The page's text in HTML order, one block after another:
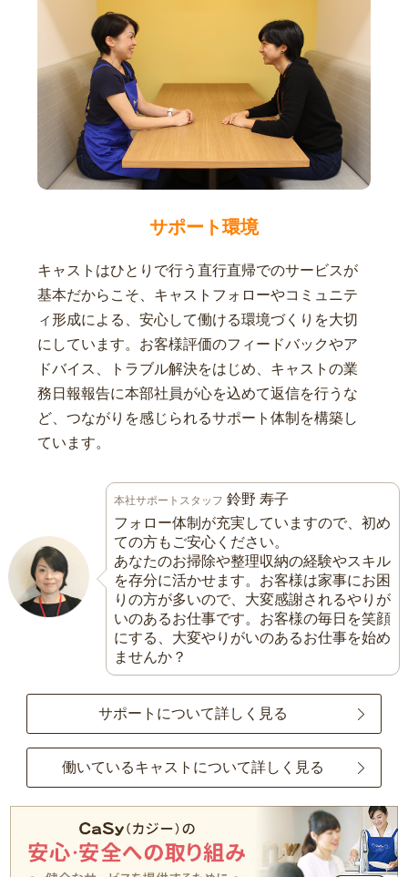
サポート環境
キャストはひとりで行う直行直帰でのサービスが
基本だからこそ、キャストフォローやコミュニテ
ィ形成による、安心して働ける環境づくりを大切
にしています。お客様評価のフィードバックやア
ドバイス、トラブル解決をはじめ、キャストの業
務日報報告に本部社員が心を込めて返信を行うな
ど、つながりを感じられるサポート体制を構築し
ています。
本社サポートスタッフ 鈴野 寿子
フォロー体制が充実していますので、初め
ての方もご安心ください。
あなたのお掃除や整理収納の経験やスキル
を存分に活かせます。お客様は家事にお困
りの方が多いので、大変感謝されるやりが
いのあるお仕事です。お客様の毎日を笑顔
にする、大変やりがいのあるお仕事を始め
ませんか？
サポートについて詳しく見る
働いているキャストについて詳しく見る